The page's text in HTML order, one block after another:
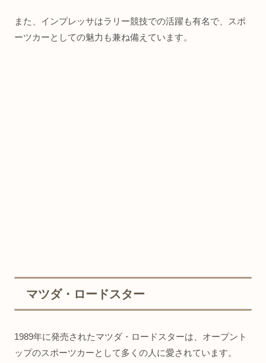
また、インプレッサはラリー競技での活躍も有名で、スポ
ーツカーとしての魅力も兼ね備えています。
マツダ・ロードスター
1989年に発売されたマツダ・ロードスターは、オープント
ップのスポーツカーとして多くの人に愛されています。